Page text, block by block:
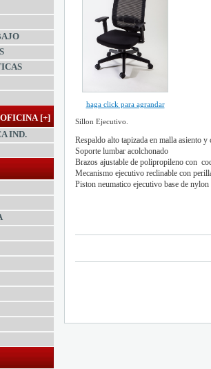
[+]
IND.
haga click para agrandar
Sillon Ejecutivo.
Respaldo alto tapizada en malla asiento y
Soporte lumbar acolchonado
Brazos ajustable de polipropileno con
Mecanismo ejecutivo reclinable con
Piston neumatico ejecutivo base de